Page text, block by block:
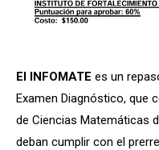
El INFOMATE es un
Examen Diagnóstico, que
de Ciencias Matemáticas
deban cumplir con el